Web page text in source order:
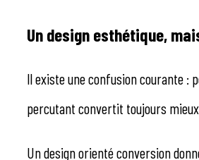
Un design esthétique,
Il existe une confusion courante :
percutant convertit toujours mieux.
Un design orienté conversion